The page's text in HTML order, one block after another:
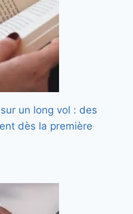
un long vol : des
dès la première